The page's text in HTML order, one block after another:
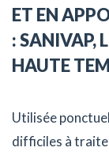
ET EN
: SANIVAP,
HAUTE
Utilisée
difficiles à